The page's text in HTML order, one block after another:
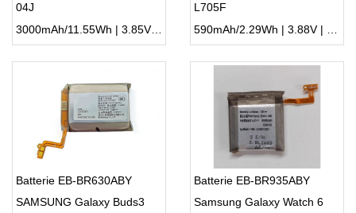
04J
3000mAh/11.55Wh | 3.85V | Li-ion ...
L705F
590mAh/2.29Wh | 3.88V | Li-ion ...
Batterie EB-BR630ABY
SAMSUNG Galaxy Buds3
Batterie EB-BR935ABY
Samsung Galaxy Watch 6